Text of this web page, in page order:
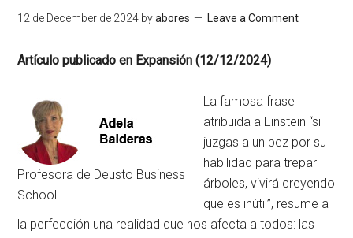
12 de December de 2024 byabores Leave a Comment
Artículo publicado en Expansión (12/12/2024)
Profesora de Deusto Business
School
La famosa frase
atribuida a Einstein “si
juzgas a un pez por su
habilidad para trepar
árboles, vivirá creyendo
que es inútil”, resume a
la perfección una realidad que nos afecta a todos: las